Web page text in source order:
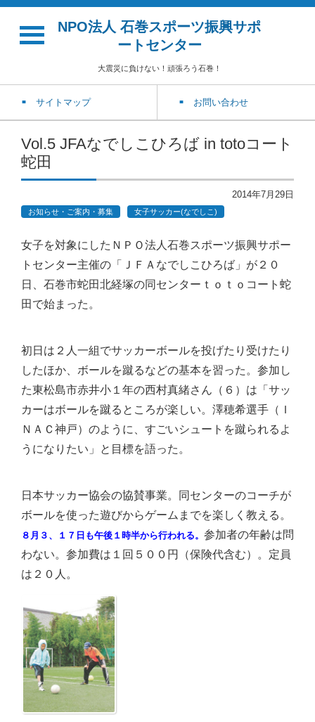
NPO法人 石巻スポーツ振興サポ
ートセンター
大震災に負けない！頑張ろう石巻！
サイトマップ お問い合わせ
Vol.5 JFAなでしこひろば in totoコート
蛇田
2014年7月29日
お知らせ・ご案内・募集 女子サッカー(なでしこ)
女子を対象にしたＮＰＯ法人石巻スポーツ振興サポー
トセンター主催の「ＪＦＡなでしこひろば」が２０
日、石巻市蛇田北経塚の同センターｔｏｔｏコート蛇
田で始まった。
初日は２人一組でサッカーボールを投げたり受けたり
したほか、ボールを蹴るなどの基本を習った。 参加し
た東松島市赤井小１年の西村真緒さん（６）は「サッ
カーはボールを蹴るところが楽しい。澤穂希選手（Ｉ
ＮＡＣ神戸）のように、すごいシュートを蹴られるよ
うになりたい」と目標を語った。
日本サッカー協会の協賛事業。同センターのコーチが
ボールを使った遊びからゲームまでを楽しく教える。
８月３、１７日も午後１時半から行われる。 参加者の年齢は問
わない。参加費は１回５００円（保険代含む）。定員
は２０人。